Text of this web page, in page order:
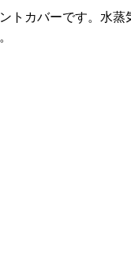
トカバーです。水蒸